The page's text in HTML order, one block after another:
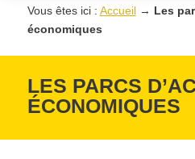
Vous êtes ici : Accueil→ Les
économiques
LES PARCS
ÉCONOMIQUES